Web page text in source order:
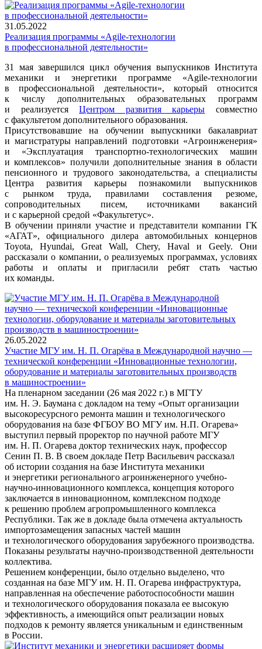
31.05.2022
Реализация программы «Agile-технологии
в профессиональной деятельности»
31 мая завершился цикл обучения выпускников Института
механики и энергетики программе «Agile-технологии
в профессиональной деятельности», который относится
к числу дополнительных образовательных программ
и реализуетсяЦентром развития карьеры совместно
с факультетом дополнительного образования.
Присутствовавшие на обучении выпускники бакалавриат
и магистратуры направлений подготовки «Агроинженерия»
и «Эксплуатация транспортно-технологических машин
и комплексов» получили дополнительные знания в области
пенсионного и трудового законодательства, а специалисты
Центра развития карьеры познакомили выпускников
с рынком труда, правилами составления резюме,
сопроводительных писем, источниками вакансий
и с карьерной средой «Факультетус».
В обучении приняли участие и представители компании ГК
«АГАТ», официального дилера автомобильных концернов
Toyota, Hyundai, Great Wall, Chery, Haval и Geely. Они
рассказали о компании, о реализуемых программах, условиях
работы и оплаты и пригласили ребят стать частью
их команды.
26.05.2022
Участие МГУ им. Н. П. Огарёва в Международной научно —
технической конференции «Инновационные технологии,
оборудование и материалы заготовительных производств
в машиностроении»
На пленарном заседании (26 мая 2022 г.) в МГТУ
им. Н. Э. Баумана с докладом на тему «Опыт организации
высокоресурсного ремонта машин и технологического
оборудования на базе ФГБОУ ВО МГУ им. Н.П. Огарева»
выступил первый проректор по научной работе МГУ
им. Н. П. Огарева доктор технических наук, профессор
Сенин П. В. В своем докладе Петр Васильевич рассказал
об истории создания на базе Института механики
и энергетики регионального агроинженерного учебно-
научно-инновационного комплекса, концепция которого
заключается в инновационном, комплексном подходе
к решению проблем агропромышленного комплекса
Республики. Так же в докладе была отмечена актуальность
импортозамещения запасных частей машин
и технологического оборудования зарубежного производства.
Показаны результаты научно-производственной деятельности
коллектива.
Решением конференции, было отдельно выделено, что
созданная на базе МГУ им. Н. П. Огарева инфраструктура,
направленная на обеспечение работоспособности машин
и технологического оборудования показала ее высокую
эффективность, а имеющийся опыт реализации новых
подходов к ремонту является уникальным и единственным
в России.